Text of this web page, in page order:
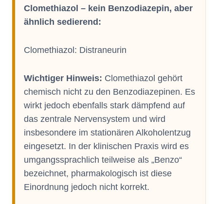
Clomethiazol – kein Benzodiazepin, aber
ähnlich sedierend:
Clomethiazol: Distraneurin
Wichtiger Hinweis: Clomethiazol gehört
chemisch nicht zu den Benzodiazepinen. Es
wirkt jedoch ebenfalls stark dämpfend auf
das zentrale Nervensystem und wird
insbesondere im stationären Alkoholentzug
eingesetzt. In der klinischen Praxis wird es
umgangssprachlich teilweise als „Benzo“
bezeichnet, pharmakologisch ist diese
Einordnung jedoch nicht korrekt.